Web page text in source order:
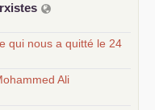
qui nous a quitté le 24
Ali